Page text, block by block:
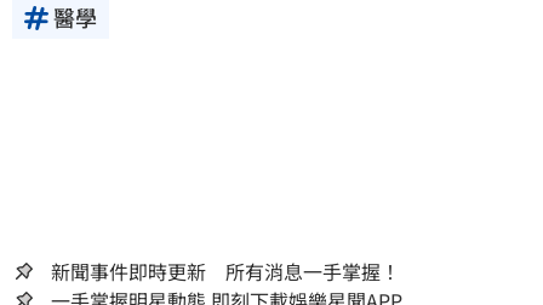
醫學
新聞事件即時更新 所有消息一手掌握！